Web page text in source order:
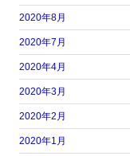
2020年8月
2020年7月
2020年4月
2020年3月
2020年2月
2020年1月